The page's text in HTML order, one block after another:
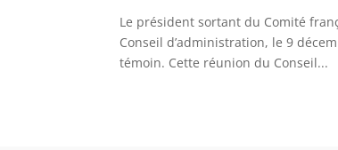
Le président sortant du Comité
Conseil d’administration, le 9
témoin. Cette réunion du Conseil...